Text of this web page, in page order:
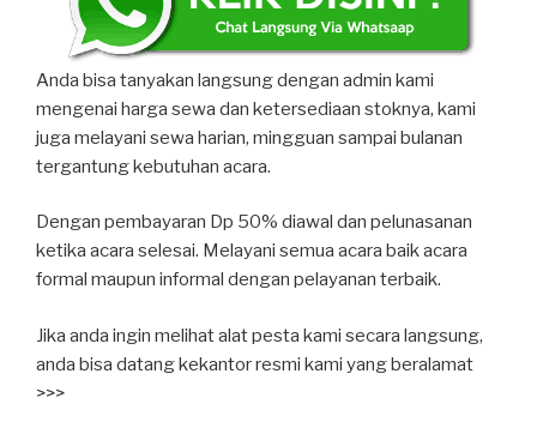
Anda bisa tanyakan langsung dengan admin kami
mengenai harga sewa dan ketersediaan stoknya, kami
juga melayani sewa harian, mingguan sampai bulanan
tergantung kebutuhan acara.
Dengan pembayaran Dp 50% diawal dan pelunasanan
ketika acara selesai. Melayani semua acara baik acara
formal maupun informal dengan pelayanan terbaik.
Jika anda ingin melihat alat pesta kami secara langsung,
anda bisa datang kekantor resmi kami yang beralamat
>>>